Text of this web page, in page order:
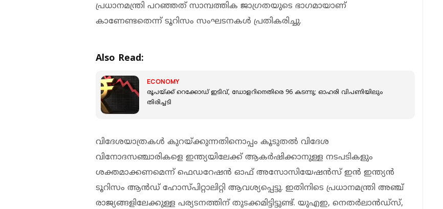
പ്രധാനമന്ത്രി പറഞ്ഞത് സാമ്പത്തിക ജാഗ്രതയുടെ ഭാഗമായാണ്
കാണേണ്ടതെന്ന് ടൂറിസം സംഘടനകള്‍ പ്രതികരിച്ചു.
Also Read:
ECONOMY
രൂപയ്ക്ക് റെക്കോഡ് ഇടിവ്, ഡോളറിനെതിരെ 96 കടന്നു; ഓഹരി വിപണിയിലും
തിരിച്ചടി
വിദേശയാത്രകള്‍ കുറയ്ക്കുന്നതിനൊപ്പം കൂടുതല്‍ വിദേശ
വിനോദസഞ്ചാരികളെ ഇന്ത്യയിലേക്ക് ആകര്‍ഷിക്കാനുള്ള നടപടികളും
ശക്തമാക്കണമെന്ന് ഫെഡറേഷന്‍ ഓഫ് അസോസിയേഷന്‍സ് ഇന്‍ ഇന്ത്യന്‍
ടൂറിസം ആന്‍ഡ് ഹോസ്പിറ്റാലിറ്റി ആവശ്യപ്പെട്ടു. ഇതിനിടെ പ്രധാനമന്ത്രി അഞ്ച്
രാജ്യങ്ങളിലേക്കുള്ള പര്യടനത്തിന് തുടക്കമിട്ടിട്ടുണ്ട്. യുഎഇ, നെതര്‍ലാന്‍ഡ്‌സ്,